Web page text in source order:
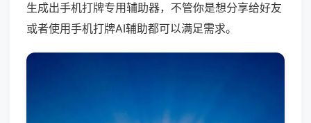
生成出手机打牌专用辅助器，不管你是想分享给好友
或者使用手机打牌AI辅助都可以满足需求。